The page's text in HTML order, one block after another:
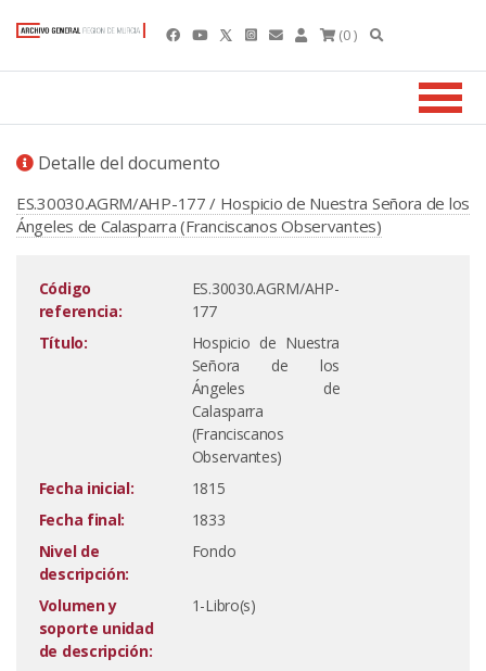
(0 )
Detalle del documento
ES.30030.AGRM/AHP-177 / Hospicio de Nuestra Señora de los
Ángeles de Calasparra (Franciscanos Observantes)
Código
referencia:
ES.30030.AGRM/AHP-
177
Título:
Hospicio de Nuestra
Señora de los
Ángeles de
Calasparra
(Franciscanos
Observantes)
Fecha inicial:
1815
Fecha final:
1833
Nivel de
descripción:
Fondo
Volumen y
soporte unidad
de descripción:
1-Libro(s)